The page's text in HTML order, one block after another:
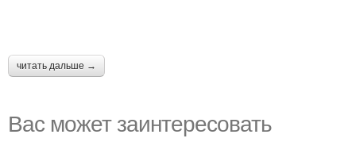
читать дальше →
Вас может заинтересовать